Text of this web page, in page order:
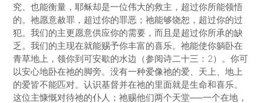
究、也能衡量，耶稣却是一位伟大的救主，超过你所能领悟
的。祂愿意赦罪，超过你的罪恶；祂能够饶恕，超过你的过
犯。我们的主更愿意供应你的需要，而且是超过你所承的缺
乏。我们的主现在就能赐予你丰富的喜乐。祂能使你躺卧在
青草地上，领你到可安歇的水边（参阅诗二十三：2）。你可
以安心地卧在祂的脚旁。没有一种爱像祂的爱、天上、地上
的爱皆不能匹对。认识基督并在祂的里面就是生命和喜乐。
这位主慷慨对待祂的仆人；祂赐他们两个天堂──一个在地，